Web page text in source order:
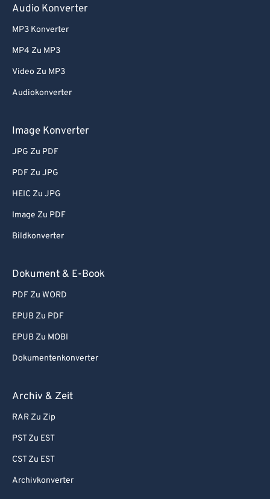
Audio Konverter
MP3 Konverter
MP4 Zu MP3
Video Zu MP3
Audiokonverter
Image Konverter
JPG Zu PDF
PDF Zu JPG
HEIC Zu JPG
Image Zu PDF
Bildkonverter
Dokument & E-Book
PDF Zu WORD
EPUB Zu PDF
EPUB Zu MOBI
Dokumentenkonverter
Archiv & Zeit
RAR Zu Zip
PST Zu EST
CST Zu EST
Archivkonverter